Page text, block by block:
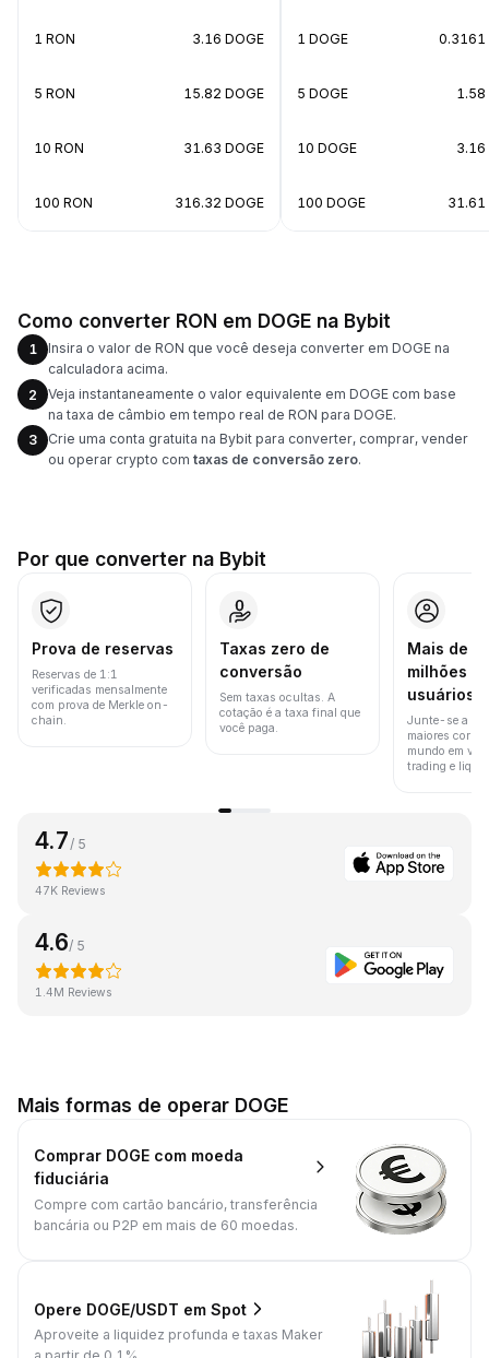
1 RON 3.16 DOGE
5 RON 15.82 DOGE
10 RON 31.63 DOGE
100 RON 316.32 DOGE
1 DOGE 0.3161
5 DOGE 1.58
10 DOGE 3.16
100 DOGE 31.61
Como converter RON em DOGE na Bybit
1
Insira o valor de RON que você deseja converter em DOGE na
calculadora acima.
2
Veja instantaneamente o valor equivalente em DOGE com base
na taxa de câmbio em tempo real de RON para DOGE.
3
Crie uma conta gratuita na Bybit para converter, comprar, vender
ou operar crypto com taxas de conversão zero.
Por que converter na Bybit
Prova de reservas
Reservas de 1:1
verificadas mensalmente
com prova de Merkle on-
chain.
Taxas zero de
conversão
Sem taxas ocultas. A
cotação é a taxa final que
você paga.
Mais de
milhões
usuários
Junte-se a
maiores
mundo em
trading e
4.7/ 5
47K Reviews
4.6/ 5
1.4M Reviews
Mais formas de operar DOGE
Comprar DOGE com moeda
fiduciária
Compre com cartão bancário, transferência
bancária ou P2P em mais de 60 moedas.
Opere DOGE/USDT em Spot
Aproveite a liquidez profunda e taxas Maker